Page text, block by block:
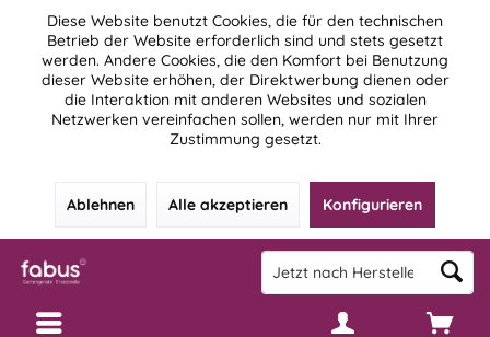
Diese Website benutzt Cookies, die für den technischen
Betrieb der Website erforderlich sind und stets gesetzt
werden. Andere Cookies, die den Komfort bei Benutzung
dieser Website erhöhen, der Direktwerbung dienen oder
die Interaktion mit anderen Websites und sozialen
Netzwerken vereinfachen sollen, werden nur mit Ihrer
Zustimmung gesetzt.
Ablehnen Alle akzeptieren Konfigurieren